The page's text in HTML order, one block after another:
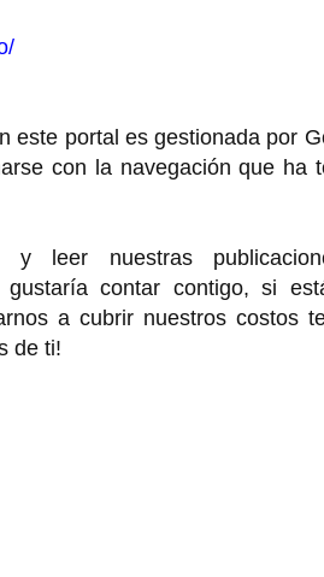
este portal es gestionada por
con la navegación que ha
y leer nuestras
contar contigo, si
a cubrir nuestros costos
de ti!